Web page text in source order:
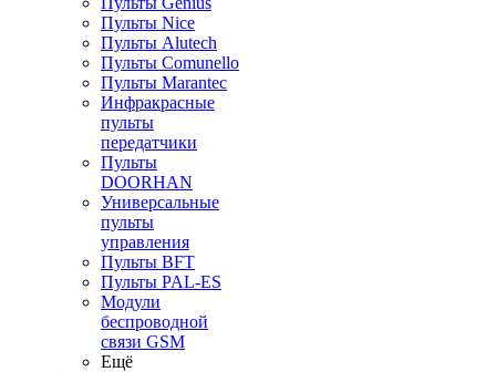
Пульты Nice
Пульты Alutech
Пульты Сomunello
Пульты Marantec
Инфракрасные
пульты
передатчики
Пульты
DOORHAN
Универсальные
пульты
управления
Пульты BFT
Пульты PAL-ES
Модули
беспроводной
связи GSM
Ещё